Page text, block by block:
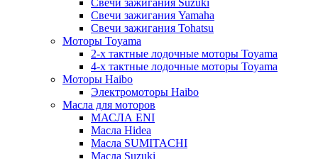
Свечи зажигания Suzuki
Свечи зажигания Yamaha
Свечи зажигания Tohatsu
Моторы Toyama
2-х тактные лодочные моторы Toyama
4-х тактные лодочные моторы Toyama
Моторы Haibo
Электромоторы Haibo
Масла для моторов
МАСЛА ENI
Масла Hidea
Масла SUMITACHI
Масла Suzuki